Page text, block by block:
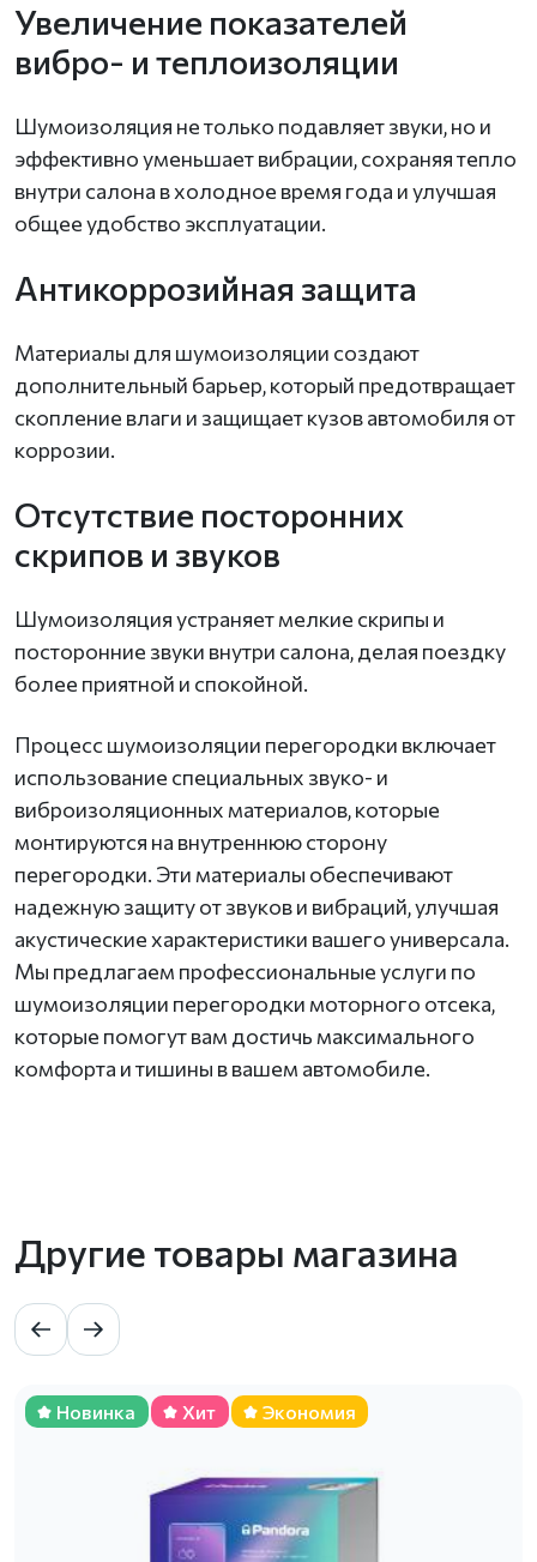
Увеличение показателей
вибро- и теплоизоляции
Шумоизоляция не только подавляет звуки, но и
эффективно уменьшает вибрации, сохраняя тепло
внутри салона в холодное время года и улучшая
общее удобство эксплуатации.
Антикоррозийная защита
Материалы для шумоизоляции создают
дополнительный барьер, который предотвращает
скопление влаги и защищает кузов автомобиля от
коррозии.
Отсутствие посторонних
скрипов и звуков
Шумоизоляция устраняет мелкие скрипы и
посторонние звуки внутри салона, делая поездку
более приятной и спокойной.
Процесс шумоизоляции перегородки включает
использование специальных звуко- и
виброизоляционных материалов, которые
монтируются на внутреннюю сторону
перегородки. Эти материалы обеспечивают
надежную защиту от звуков и вибраций, улучшая
акустические характеристики вашего универсала.
Мы предлагаем профессиональные услуги по
шумоизоляции перегородки моторного отсека,
которые помогут вам достичь максимального
комфорта и тишины в вашем автомобиле.
Другие товары магазина
Новинка Хит Экономия